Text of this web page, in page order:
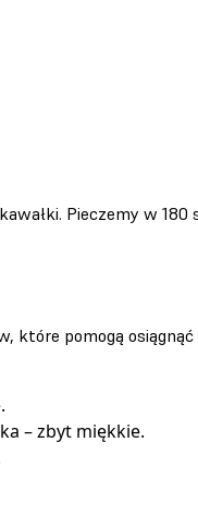
Pieczemy w 180
które pomogą
– zbyt miękkie.